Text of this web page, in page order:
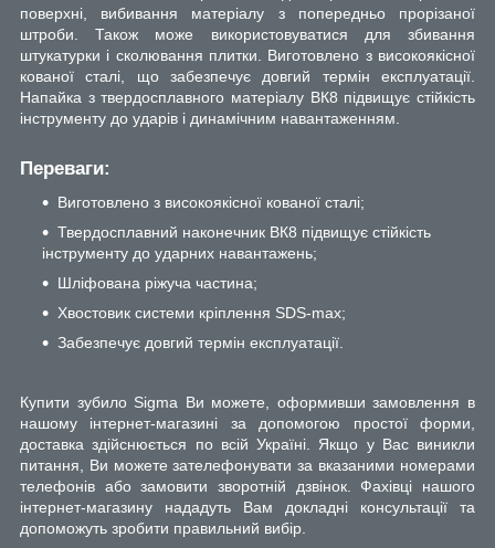
поверхні, вибивання матеріалу з попередньо прорізаної
штроби. Також може використовуватися для збивання
штукатурки і сколювання плитки. Виготовлено з високоякісної
кованої сталі, що забезпечує довгий термін експлуатації.
Напайка з твердосплавного матеріалу ВК8 підвищує стійкість
інструменту до ударів і динамічним навантаженням.
Переваги:
Виготовлено з високоякісної кованої сталі;
Твердосплавний наконечник ВК8 підвищує стійкість
інструменту до ударних навантажень;
Шліфована ріжуча частина;
Хвостовик системи кріплення SDS-max;
Забезпечує довгий термін експлуатації.
Купити зубило Sigma Ви можете, оформивши замовлення в
нашому інтернет-магазині за допомогою простої форми,
доставка здійснюється по всій Україні. Якщо у Вас виникли
питання, Ви можете зателефонувати за вказаними номерами
телефонів або замовити зворотній дзвінок. Фахівці нашого
інтернет-магазину нададуть Вам докладні консультації та
допоможуть зробити правильний вибір.